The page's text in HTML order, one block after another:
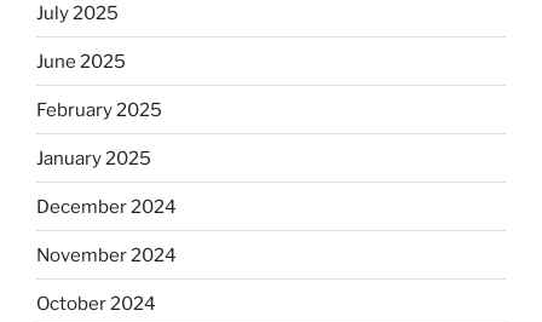
July 2025
June 2025
February 2025
January 2025
December 2024
November 2024
October 2024